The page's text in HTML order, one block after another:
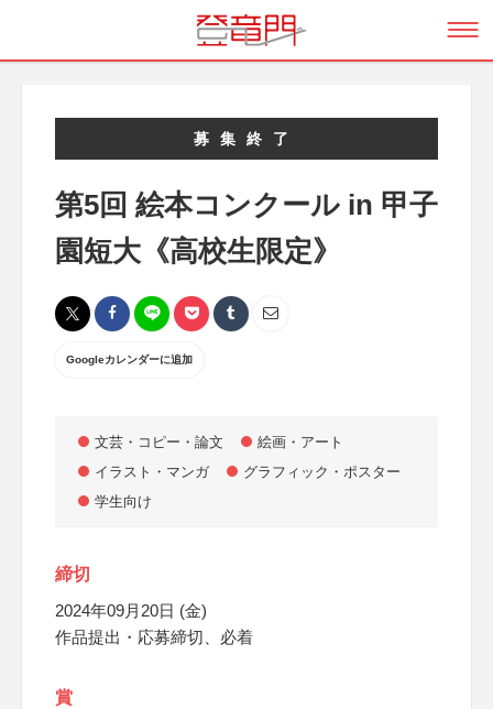
募集終了
第5回 絵本コンクール in 甲子
園短大《高校生限定》
Googleカレンダーに追加
文芸・コピー・論文
絵画・アート
イラスト・マンガ
グラフィック・ポスター
学生向け
締切
2024年09月20日 (金)
作品提出・応募締切、必着
賞